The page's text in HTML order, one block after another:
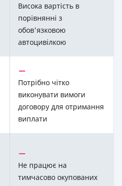
Висока вартість в
порівнянні з
обов'язковою
автоцивілкою
Потрібно чітко
виконувати вимоги
договору для отримання
виплати
Не працює на
тимчасово окупованих